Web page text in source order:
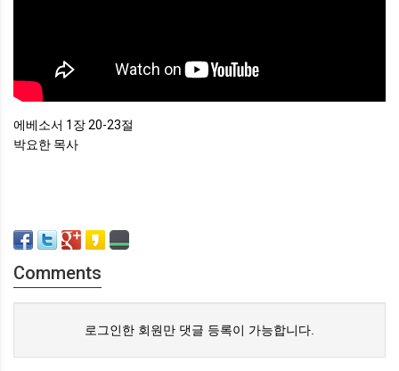
에베소서 1장 20-23절
박요한 목사
Comments
로그인한 회원만 댓글 등록이 가능합니다.